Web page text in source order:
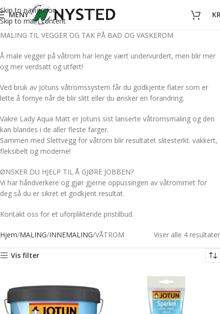
Skip to navigation
Skip to main content
MENY
MALING TIL VEGGER OG TAK PÅ BAD OG VASKEROM
Å male vegger på våtrom har lenge vært undervurdert, men blir mer
og mer verdsatt og utført!
Ved bruk av Jotuns våtromssystem får du godkjente flater som er
lette å fornye når de blir slitt eller du ønsker en forandring.
Vakre Lady Aqua Matt er Jotuns sist lanserte våtromsmaling og den
kan blandes i de aller fleste farger.
Sammen med Slettvegg for våtrom blir resultatet slitesterkt. vakkert,
fleksibelt og moderne!
ØNSKER DU HJELP TIL Å GJØRE JOBBEN?
Vi har håndverkere og gjør gjerne oppussingen av våtrommet for
deg så du er sikret et godkjent resultat.
Kontakt oss for et uforpliktende pristilbud.
Hjem MALING INNEMALING VÅTROM Viser alle 4 resultater
Vis filter